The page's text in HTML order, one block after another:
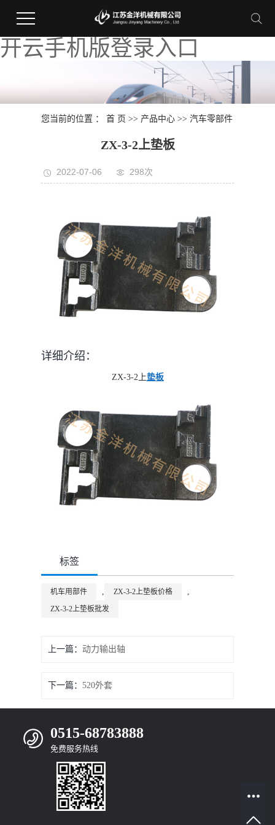
开云手机版登录入口
您当前的位置 ：首 页 >> 产品中心 >>汽车零部件
ZX-3-2上垫板
2022-07-06 298次
详细介绍：
ZX-3-2上垫板
标签
机车用部件 , ZX-3-2上垫板价格 ,
ZX-3-2上垫板批发
上一篇：动力输出轴
下一篇：520外套
0515-68783888
免费服务热线